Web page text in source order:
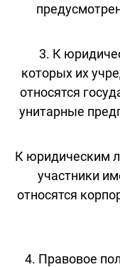
3. К
которых их
относятся
унитарные
К юридическим
участники
относятся
4. Правовое